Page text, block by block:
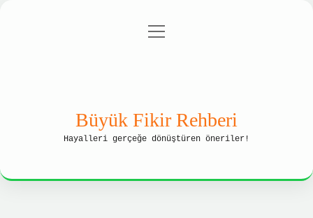
Gizlilik Politikası
menüyü
Büyük Fikir Rehberi
Hayalleri gerçeğe dönüştüren öneriler!